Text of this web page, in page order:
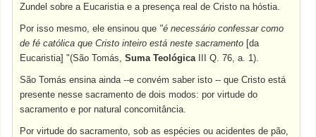
Zundel sobre a Eucaristia e a presença real de Cristo na hóstia.
Por isso mesmo, ele ensinou que "é necessário confessar como
de fé católica que Cristo inteiro está neste sacramento [da
Eucaristia] "(São Tomás,Suma TeológicaIII Q. 76, a. 1).
São Tomás ensina ainda --e convém saber isto -- que Cristo está
presente nesse sacramento de dois modos: por virtude do
sacramento e por natural concomitância.
Por virtude do sacramento, sob as espécies ou acidentes de pão,